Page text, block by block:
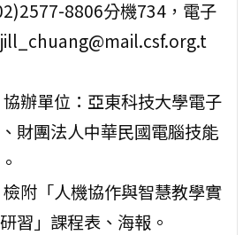
8806分機734，電子
辦單位：亞東科技大學電子
財團法人中華民國電腦技能
附「人機協作與智慧教學實
習」課程表、海報。